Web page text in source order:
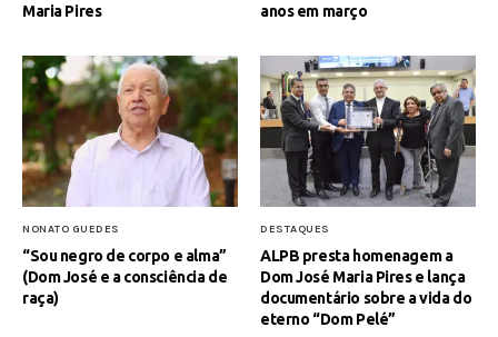
Maria Pires
anos em março
NONATO GUEDES
“Sou negro de corpo e alma”
(Dom José e a consciência de
raça)
DESTAQUES
ALPB presta homenagem a
Dom José Maria Pires e lança
documentário sobre a vida do
eterno “Dom Pelé”